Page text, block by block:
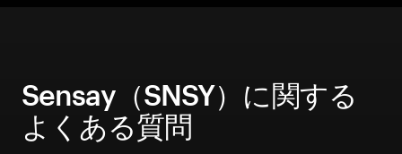
Sensay（SNSY）に関する
よくある質問